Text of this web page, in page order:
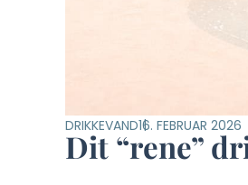
DRIKKEVAND16. FEBRUAR 2026
Dit “rene”